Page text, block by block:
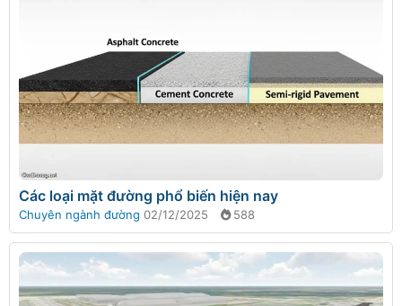
Các loại mặt đường phổ biến hiện nay
Chuyên ngành đường 02/12/2025 588